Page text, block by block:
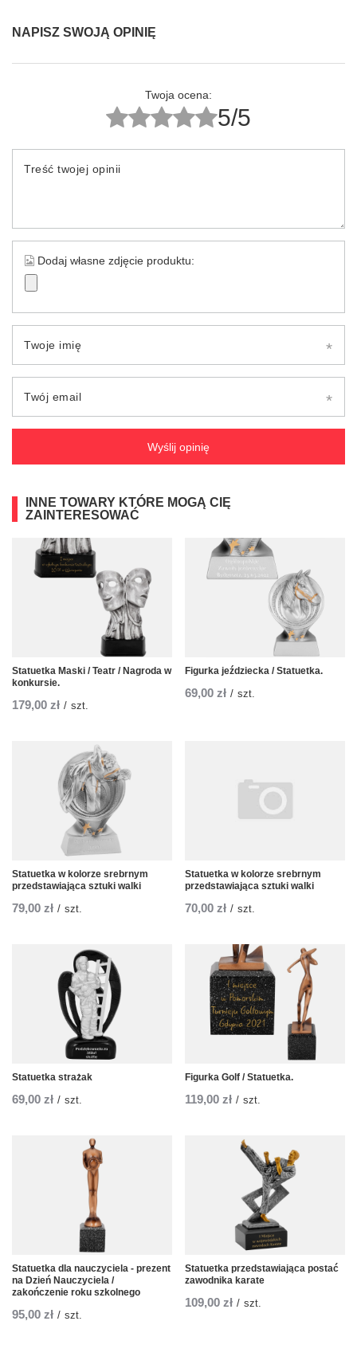
NAPISZ SWOJĄ OPINIĘ
Twoja ocena:
5/5
Treść twojej opinii
Dodaj własne zdjęcie produktu:
Twoje imię
Twój email
Wyślij opinię
INNE TOWARY KTÓRE MOGĄ CIĘ
ZAINTERESOWAĆ
Statuetka Maski / Teatr / Nagroda w
konkursie.
179,00 zł / szt.
Figurka jeździecka / Statuetka.
69,00 zł / szt.
Statuetka w kolorze srebrnym
przedstawiająca sztuki walki
79,00 zł / szt.
Statuetka w kolorze srebrnym
przedstawiająca sztuki walki
70,00 zł / szt.
Statuetka strażak
69,00 zł / szt.
Figurka Golf / Statuetka.
119,00 zł / szt.
Statuetka dla nauczyciela - prezent
na Dzień Nauczyciela /
zakończenie roku szkolnego
95,00 zł / szt.
Statuetka przedstawiająca postać
zawodnika karate
109,00 zł / szt.